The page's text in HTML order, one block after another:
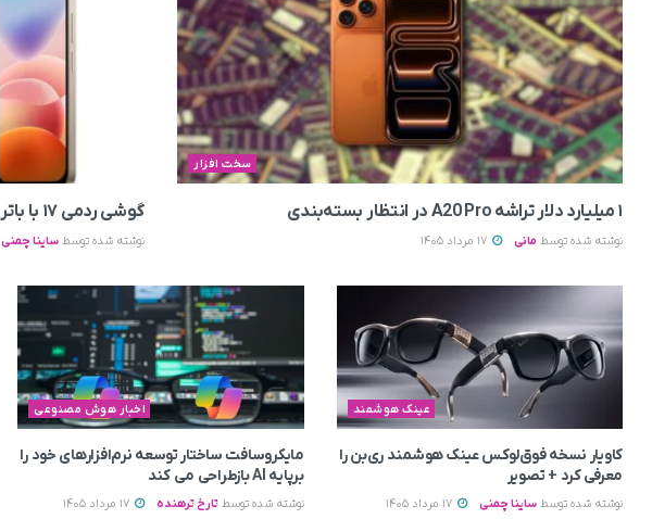
سخت افزار
۱ میلیارد دلار تراشه A20 Pro در انتظار بسته‌بندی
نوشته شده توسط مانی
گوشی ردمی ۱۷ با باتری ۷۵۰۰ میلی‌آمپرساعتی معرفی شد
نوشته شده توسط ساینا چمنی
عینک هوشمند
کاویار نسخه فوق‌لوکس عینک هوشمند ری‌بن را
معرفی کرد + تصویر
نوشته شده توسط ساینا چمنی
اخبار هوش مصنوعی
مایکروسافت ساختار توسعه نرم‌افزارهای خود را
برپایه AI بازطراحی می‌ کند
نوشته شده توسط تارخ ترهنده 17 مرداد 1405